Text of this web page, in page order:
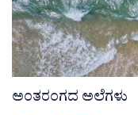
ಅಂತರಂಗದ ಅಲೆಗಳು